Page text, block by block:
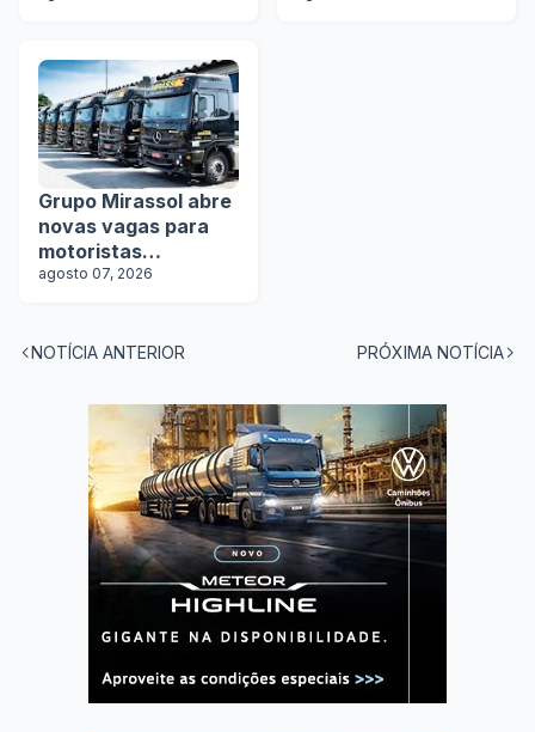
Grupo Mirassol abre
novas vagas para
motoristas
categoria D e E
agosto 07, 2026
NOTÍCIA ANTERIOR PRÓXIMA NOTÍCIA